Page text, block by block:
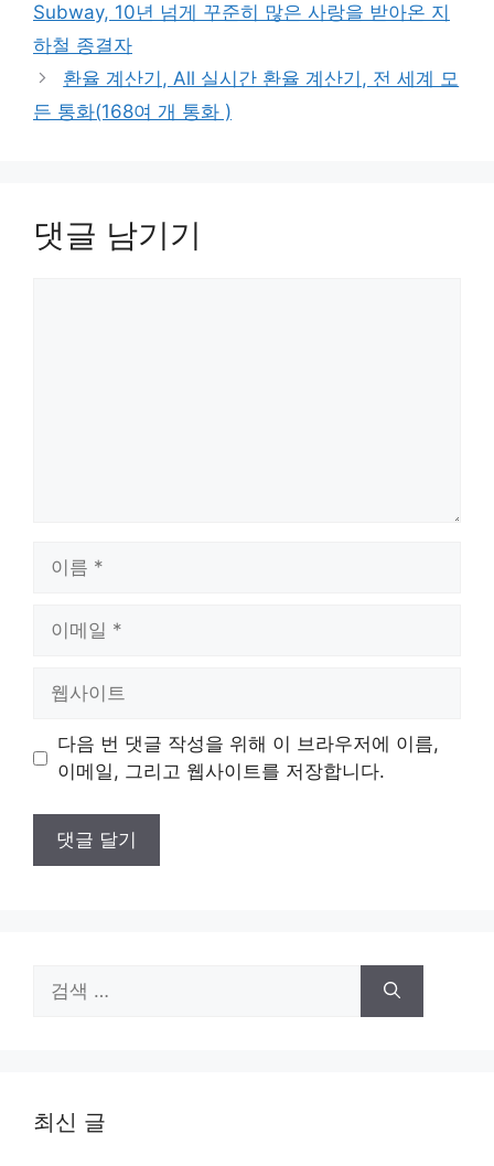
Subway, 10년 넘게 꾸준히 많은 사랑을 받아온 지
하철 종결자
환율 계산기, All 실시간 환율 계산기, 전 세계 모
든 통화(168여 개 통화 )
댓글 남기기
트
다음 번 댓글 작성을 위해 이 브라우저에 이름,
이메일, 그리고 웹사이트를 저장합니다.
색:
최신 글